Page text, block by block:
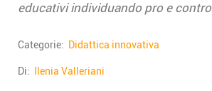
educativi individuando pro e contro
Categorie: Didattica innovativa
Di: Ilenia Valleriani